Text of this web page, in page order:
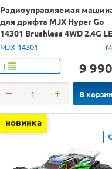
Радиоуправляемая
для дрифта MJX Hyper Go
14301 Brushless 4WD 2.4G
1/14 RTR
MJX-14301
Т 9 990
В
новинка